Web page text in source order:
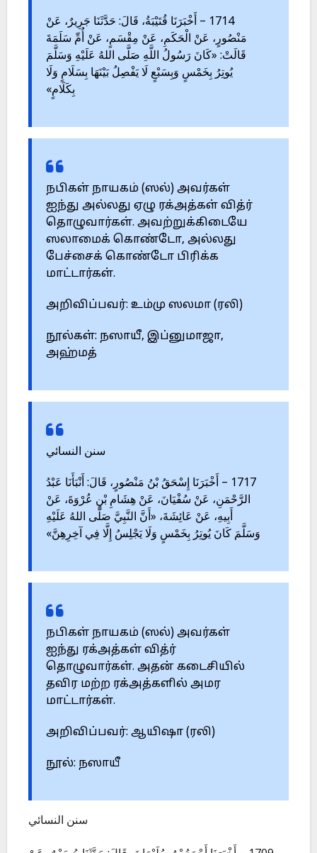
1714 – أَخْبَرَنَا قُتَيْبَةُ، قَالَ: حَدَّثَنَا جَرِيرٌ، عَنْ
مَنْصُورٍ، عَنْ الْحَكَمِ، عَنْ مِقْسَمٍ، عَنْ أُمِّ سَلَمَةَ
قَالَتْ: «كَانَ رَسُولُ اللَّهِ صَلَّى اللهُ عَلَيْهِ وَسَلَّمَ
يُوتِرُ بِخَمْسٍ وَبِسَبْعٍ لَا يَفْصِلُ بَيْنَهَا بِسَلَامٍ وَلَا
بِكَلَامٍ»
நபிகள் நாயகம் (ஸல்) அவர்கள்
ஐந்து அல்லது ஏழு ரக்அத்கள் வித்ர்
தொழுவார்கள். அவற்றுக்கிடையே
ஸலாமைக் கொண்டோ, அல்லது
பேச்சைக் கொண்டோ பிரிக்க
மாட்டார்கள்.
அறிவிப்பவர்: உம்மு ஸலமா (ரலி)
நூல்கள்: நஸாயீ, இப்னுமாஜா,
அஹ்மத்
سنن النسائي
1717 – أَخْبَرَنَا إِسْحَقُ بْنُ مَنْصُورٍ، قَالَ: أَنْبَأَنَا عَبْدُ
الرَّحْمَنِ، عَنْ سُفْيَانَ، عَنْ هِشَامِ بْنِ عُرْوَةَ، عَنْ
أَبِيهِ، عَنْ عَائِشَةَ، «أَنَّ النَّبِيَّ صَلَّى اللهُ عَلَيْهِ
وَسَلَّمَ كَانَ يُوتِرُ بِخَمْسٍ وَلَا يَجْلِسُ إِلَّا فِي آخِرِهِنَّ»
நபிகள் நாயகம் (ஸல்) அவர்கள்
ஐந்து ரக்அத்கள் வித்ர்
தொழுவார்கள். அதன் கடைசியில்
தவிர மற்ற ரக்அத்களில் அமர
மாட்டார்கள்.
அறிவிப்பவர்: ஆயிஷா (ரலி)
நூல்: நஸாயீ
سنن النسائي